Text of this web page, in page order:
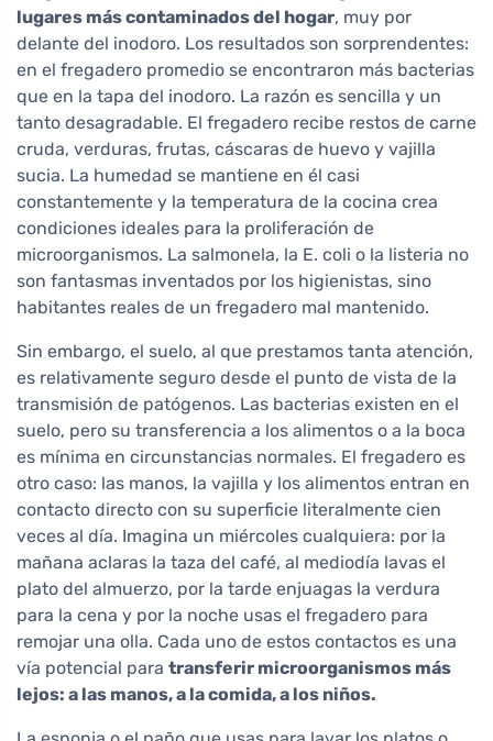
lugares más contaminados del hogar, muy por
delante del inodoro. Los resultados son sorprendentes:
en el fregadero promedio se encontraron más bacterias
que en la tapa del inodoro. La razón es sencilla y un
tanto desagradable. El fregadero recibe restos de carne
cruda, verduras, frutas, cáscaras de huevo y vajilla
sucia. La humedad se mantiene en él casi
constantemente y la temperatura de la cocina crea
condiciones ideales para la proliferación de
microorganismos. La salmonela, la E. coli o la listeria no
son fantasmas inventados por los higienistas, sino
habitantes reales de un fregadero mal mantenido.
Sin embargo, el suelo, al que prestamos tanta atención,
es relativamente seguro desde el punto de vista de la
transmisión de patógenos. Las bacterias existen en el
suelo, pero su transferencia a los alimentos o a la boca
es mínima en circunstancias normales. El fregadero es
otro caso: las manos, la vajilla y los alimentos entran en
contacto directo con su superficie literalmente cien
veces al día. Imagina un miércoles cualquiera: por la
mañana aclaras la taza del café, al mediodía lavas el
plato del almuerzo, por la tarde enjuagas la verdura
para la cena y por la noche usas el fregadero para
remojar una olla. Cada uno de estos contactos es una
vía potencial para transferir microorganismos más
lejos: a las manos, a la comida, a los niños.